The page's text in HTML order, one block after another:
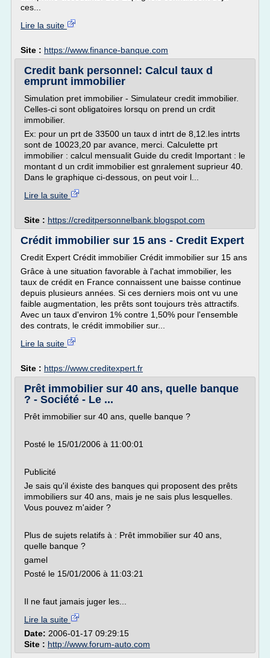
ces...
Lire la suite
Site : https://www.finance-banque.com
Credit bank personnel: Calcul taux d
emprunt immobilier
Simulation pret immobilier - Simulateur credit immobilier.
Celles-ci sont obligatoires lorsqu on prend un crdit
immobilier.
Ex: pour un prt de 33500 un taux d intrt de 8,12.les intrts
sont de 10023,20 par avance, merci. Calculette prt
immobilier : calcul mensualit Guide du credit Important : le
montant d un crdit immobilier est gnralement suprieur 40.
Dans le graphique ci-dessous, on peut voir l...
Lire la suite
Site : https://creditpersonnelbank.blogspot.com
Crédit immobilier sur 15 ans - Credit Expert
Credit Expert Crédit immobilier Crédit immobilier sur 15 ans
Grâce à une situation favorable à l'achat immobilier, les
taux de crédit en France connaissent une baisse continue
depuis plusieurs années. Si ces derniers mois ont vu une
faible augmentation, les prêts sont toujours très attractifs.
Avec un taux d'environ 1% contre 1,50% pour l'ensemble
des contrats, le crédit immobilier sur...
Lire la suite
Site : https://www.creditexpert.fr
Prêt immobilier sur 40 ans, quelle banque
? - Société - Le ...
Prêt immobilier sur 40 ans, quelle banque ?
Posté le 15/01/2006 à 11:00:01
Publicité
Je sais qu'il éxiste des banques qui proposent des prêts
immobiliers sur 40 ans, mais je ne sais plus lesquelles.
Vous pouvez m'aider ?
Plus de sujets relatifs à : Prêt immobilier sur 40 ans,
quelle banque ?
gamel
Posté le 15/01/2006 à 11:03:21
Il ne faut jamais juger les...
Lire la suite
Date: 2006-01-17 09:29:15
Site : http://www.forum-auto.com